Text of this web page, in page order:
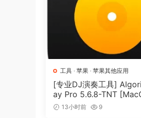
• 利用 AI 驱动的转录和
• 创建媒体代理副本，提升
• 选择片段范围时，可即
• 智能收藏集动态整理内
• 使用高亮显示的片段范
卓越性能
• 在搭载 Apple 芯片的
• 增强了 Apple 神经网络
工具 · 苹果 · 苹果其他应用
[专业DJ演奏工具]
ay Pro 5.6.8-TNT
（290MB）
13小时前 9